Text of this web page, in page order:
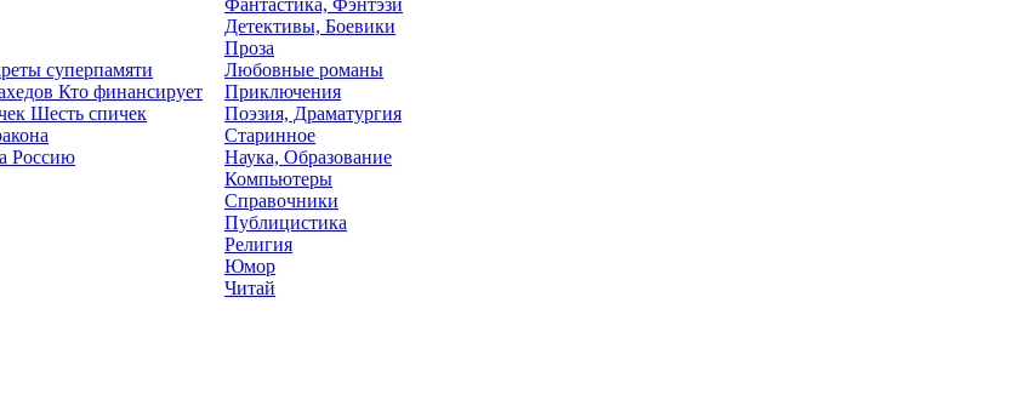
суперпамяти
Кто финансирует
Шесть спичек
Россию
Фантастика, Фэнтэзи
Детективы, Боевики
Проза
Любовные романы
Приключения
Поэзия, Драматургия
Старинное
Наука, Образование
Компьютеры
Справочники
Публицистика
Религия
Юмор
Читай